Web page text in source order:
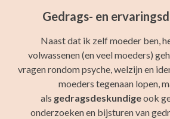
Gedrags- en
Naast dat ik zelf moeder ben,
volwassenen (en veel moeders)
vragen rondom psyche, welzijn en
moeders tegenaan lopen,
als gedragsdeskundigeook
onderzoeken en bijsturen van